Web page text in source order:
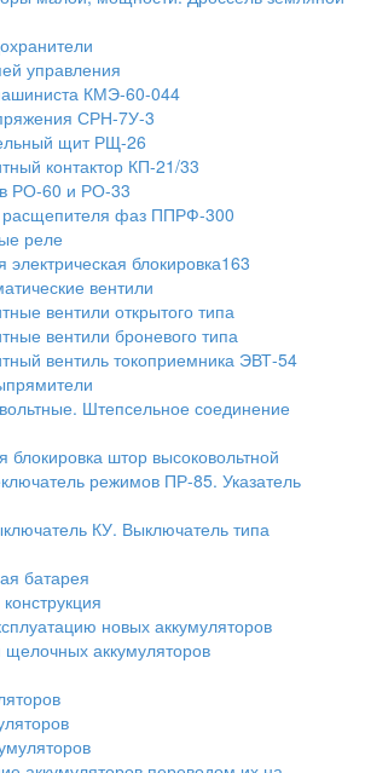
управления
КМЭ-60-044
СРН-7У-3
щит РЩ-26
контактор КП-21/33
РО-60 и РО-33
расщепителя фаз ППРФ-300
реле
электрическая блокировка163
вентили
вентили открытого типа
вентили броневого типа
вентиль токоприемника ЭВТ-54
Штепсельное соединение
блокировка штор высоковольтной
режимов ПР-85. Указатель
КУ. Выключатель типа
батарея
новых аккумуляторов
щелочных аккумуляторов